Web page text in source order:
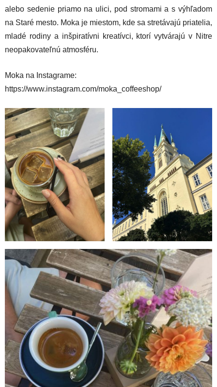
alebo sedenie priamo na ulici, pod stromami a s výhľadom
na Staré mesto. Moka je miestom, kde sa stretávajú priatelia,
mladé rodiny a inšpiratívni kreatívci, ktorí vytvárajú v Nitre
neopakovateľnú atmosféru.
Moka na Instagrame:
https://www.instagram.com/moka_coffeeshop/